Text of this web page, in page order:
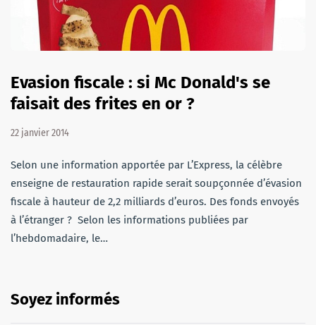
Evasion fiscale : si Mc Donald's se
faisait des frites en or ?
22 janvier 2014
Selon une information apportée par L’Express, la célèbre
enseigne de restauration rapide serait soupçonnée d’évasion
fiscale à hauteur de 2,2 milliards d’euros. Des fonds envoyés
à l’étranger ? Selon les informations publiées par
l’hebdomadaire, le…
Soyez informés